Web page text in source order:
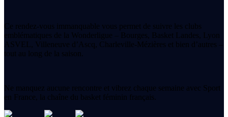
Ce rendez-vous immanquable vous permet de suivre les clubs
emblématiques de la Wonderligue – Bourges, Basket Landes, Lyon
ASVEL, Villeneuve d’Ascq, Charleville-Mézières et bien d’autres –
tout au long de la saison.
Ne manquez aucune rencontre et vibrez chaque semaine avec Sport
en France, la chaîne du basket féminin français.